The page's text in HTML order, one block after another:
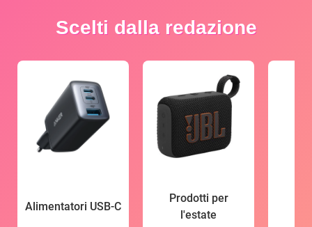
Scelti dalla redazione
Alimentatori USB-C
Prodotti per
l'estate